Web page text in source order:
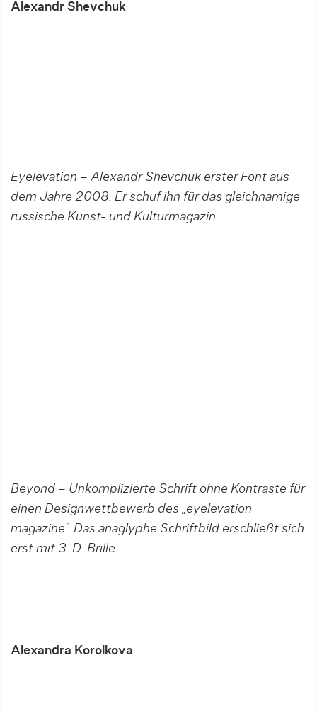
Alexandr Shevchuk
Eyelevation – Alexandr Shevchuk erster Font aus
dem Jahre 2008. Er schuf ihn für das gleichnamige
russische Kunst- und Kulturmagazin
Beyond – Unkomplizierte Schrift ohne Kontraste für
einen Designwettbewerb des „eyelevation
magazine”. Das anaglyphe Schriftbild erschließt sich
erst mit 3-D-Brille
Alexandra Korolkova